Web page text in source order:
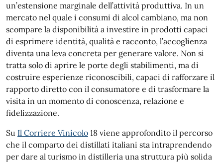
un’estensione marginale dell’attività produttiva. In un
mercato nel quale i consumi di alcol cambiano, ma non
scompare la disponibilità a investire in prodotti capaci
di esprimere identità, qualità e racconto, l’accoglienza
diventa una leva concreta per generare valore. Non si
tratta solo di aprire le porte degli stabilimenti, ma di
costruire esperienze riconoscibili, capaci di rafforzare il
rapporto diretto con il consumatore e di trasformare la
visita in un momento di conoscenza, relazione e
fidelizzazione.
Su Il Corriere Vinicolo 18 viene approfondito il percorso
che il comparto dei distillati italiani sta intraprendendo
per dare al turismo in distilleria una struttura più solida